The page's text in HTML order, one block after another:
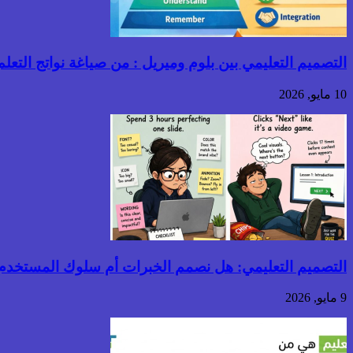
التصميم التعليمي بين بلوم وميريل : من صياغة نواتج
10 مايو, 2026
التصميم التعليمي: هل نصمم الخبرات أم سلوك
9 مايو, 2026